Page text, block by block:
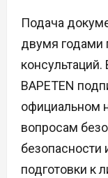
Подача
двумя годами
консультаций.
BAPETEN
официальном
вопросам
безопасности
подготовки к